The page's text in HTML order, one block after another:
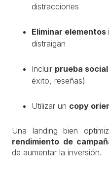
distracciones
Eliminar
distraigan
Incluir prueba social
éxito, reseñas)
Utilizar un copy
Una landing bien
rendimiento de
de aumentar la inversión.